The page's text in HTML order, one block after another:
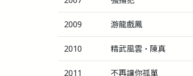
2009 游龍戲鳳
2010 精武風雲‧陳真
2011 不再讓你孤單